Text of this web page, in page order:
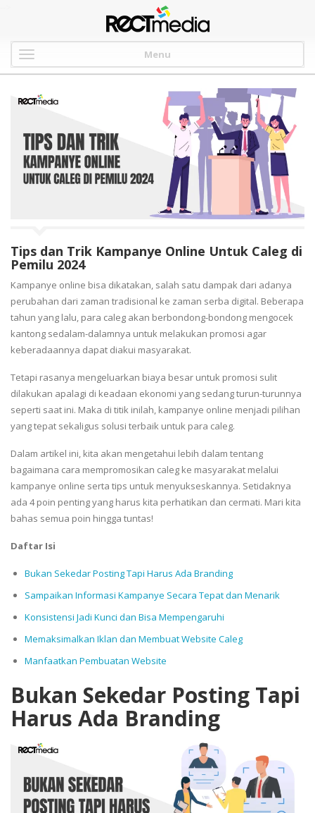
Menu
Tips dan Trik Kampanye Online Untuk Caleg di
Pemilu 2024
Kampanye online bisa dikatakan, salah satu dampak dari adanya
perubahan dari zaman tradisional ke zaman serba digital. Beberapa
tahun yang lalu, para caleg akan berbondong-bondong mengocek
kantong sedalam-dalamnya untuk melakukan promosi agar
keberadaannya dapat diakui masyarakat.
Tetapi rasanya mengeluarkan biaya besar untuk promosi sulit
dilakukan apalagi di keadaan ekonomi yang sedang turun-turunnya
seperti saat ini. Maka di titik inilah, kampanye online menjadi pilihan
yang tepat sekaligus solusi terbaik untuk para caleg.
Dalam artikel ini, kita akan mengetahui lebih dalam tentang
bagaimana cara mempromosikan caleg ke masyarakat melalui
kampanye online serta tips untuk menyukseskannya. Setidaknya
ada 4 poin penting yang harus kita perhatikan dan cermati. Mari kita
bahas semua poin hingga tuntas!
Daftar Isi
Bukan Sekedar Posting Tapi Harus Ada Branding
Sampaikan Informasi Kampanye Secara Tepat dan Menarik
Konsistensi Jadi Kunci dan Bisa Mempengaruhi
Memaksimalkan Iklan dan Membuat Website Caleg
Manfaatkan Pembuatan Website
Bukan Sekedar Posting Tapi
Harus Ada Branding